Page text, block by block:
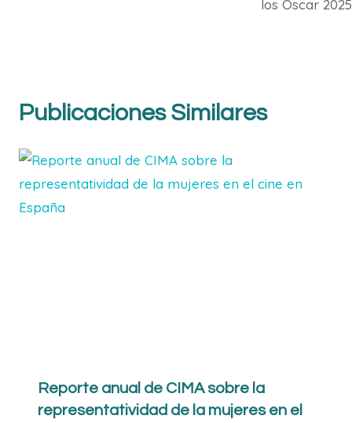
los Oscar 2025
Publicaciones Similares
Reporte anual de CIMA sobre la
representatividad de la mujeres en el